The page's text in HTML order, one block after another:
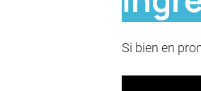
Si bien en